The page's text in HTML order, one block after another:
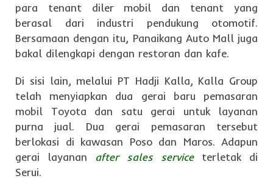
para tenant diler mobil dan tenant yang
berasal dari industri pendukung otomotif.
Bersamaan dengan itu, Panaikang Auto Mall juga
bakal dilengkapi dengan restoran dan kafe.
Di sisi lain, melalui PT Hadji Kalla, Kalla Group
telah menyiapkan dua gerai baru pemasaran
mobil Toyota dan satu gerai untuk layanan
purna jual. Dua gerai pemasaran tersebut
berlokasi di kawasan Poso dan Maros. Adapun
gerai layanan after sales serviceterletak di
Serui.